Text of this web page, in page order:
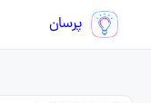
پرسان